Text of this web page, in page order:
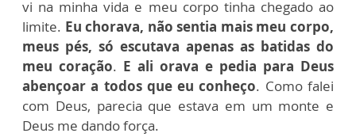
vi na minha vida e meu corpo tinha chegado ao
limite. Eu chorava, não sentia mais meu corpo,
meus pés, só escutava apenas as batidas do
meu coração. E ali orava e pedia para Deus
abençoar a todos que eu conheço. Como falei
com Deus, parecia que estava em um monte e
Deus me dando força.